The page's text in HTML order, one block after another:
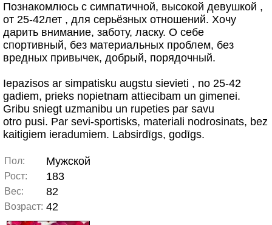
Познакомлюсь с симпатичной, высокой девушкой ,
от 25-42лет , для серьёзных отношений. Хочу
дарить внимание, заботу, ласку. О себе
спортивный, без материальных проблем, без
вредных привычек, добрый, порядочный.
Iepazisos ar simpatisku augstu sievieti , no 25-42
gadiem, prieks nopietnam attiecibam un gimenei.
Gribu sniegt uzmanibu un rupeties par savu
otro pusi. Par sevi-sportisks, materiali nodrosinats, bez
kaitigiem ieradumiem. Labsirdīgs, godīgs.
Пол: Мужской
Рост: 183
Вес: 82
Возраст: 42